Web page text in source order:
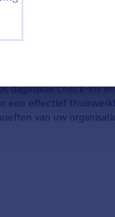
dagelijkse check-ins
een effectief
van uw